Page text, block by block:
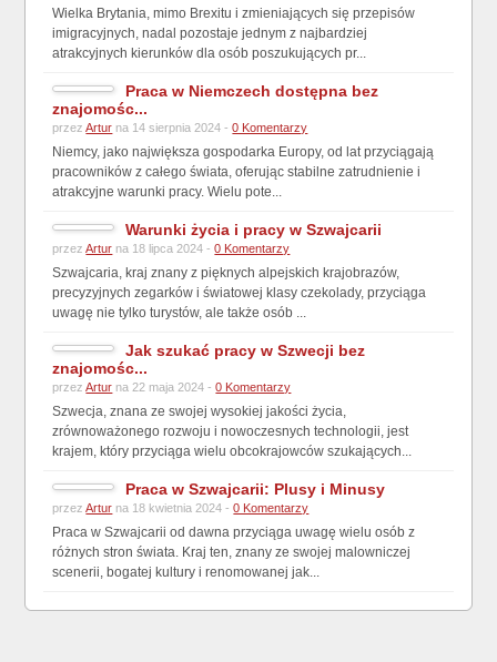
Wielka Brytania, mimo Brexitu i zmieniających się przepisów
imigracyjnych, nadal pozostaje jednym z najbardziej
atrakcyjnych kierunków dla osób poszukujących pr...
Praca w Niemczech dostępna bez
znajomośc...
przezArtur na 14 sierpnia 2024 -0 Komentarzy
Niemcy, jako największa gospodarka Europy, od lat przyciągają
pracowników z całego świata, oferując stabilne zatrudnienie i
atrakcyjne warunki pracy. Wielu pote...
Warunki życia i pracy w Szwajcarii
przezArtur na 18 lipca 2024 -0 Komentarzy
Szwajcaria, kraj znany z pięknych alpejskich krajobrazów,
precyzyjnych zegarków i światowej klasy czekolady, przyciąga
uwagę nie tylko turystów, ale także osób ...
Jak szukać pracy w Szwecji bez
znajomośc...
przezArtur na 22 maja 2024 -0 Komentarzy
Szwecja, znana ze swojej wysokiej jakości życia,
zrównoważonego rozwoju i nowoczesnych technologii, jest
krajem, który przyciąga wielu obcokrajowców szukających...
Praca w Szwajcarii: Plusy i Minusy
przezArtur na 18 kwietnia 2024 -0 Komentarzy
Praca w Szwajcarii od dawna przyciąga uwagę wielu osób z
różnych stron świata. Kraj ten, znany ze swojej malowniczej
scenerii, bogatej kultury i renomowanej jak...